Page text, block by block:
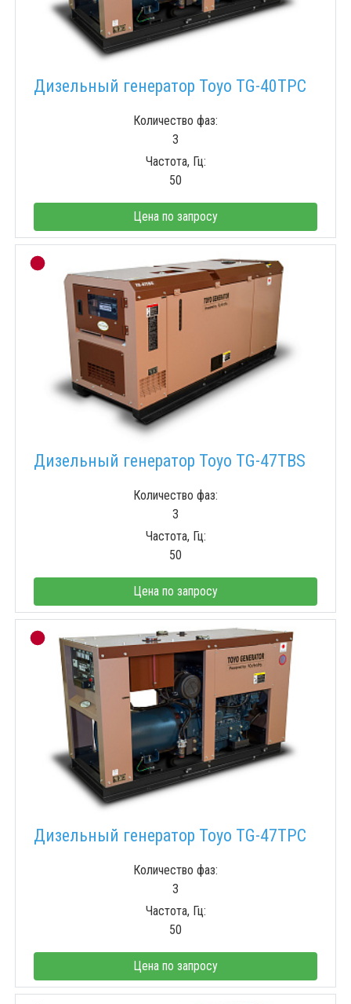
Дизельный генератор Toyo TG-40TPC
Количество фаз:
3
Частота, Гц:
50
Цена по запросу
Дизельный генератор Toyo TG-47TBS
Количество фаз:
3
Частота, Гц:
50
Цена по запросу
Дизельный генератор Toyo TG-47TPC
Количество фаз:
3
Частота, Гц:
50
Цена по запросу